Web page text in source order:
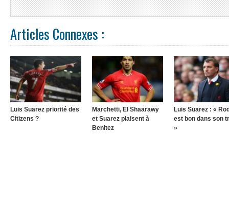
Articles Connexes :
Luis Suarez priorité des
Citizens ?
Marchetti, El Shaarawy
et Suarez plaisent à
Benitez
Luis Suarez : «
est bon dans son
»